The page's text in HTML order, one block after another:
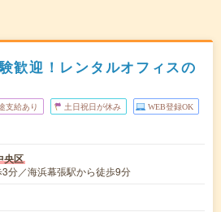
歓迎！レンタルオフィスの
支給あり 土日祝日が休み WEB登録OK
央区
分／海浜幕張駅から徒歩9分